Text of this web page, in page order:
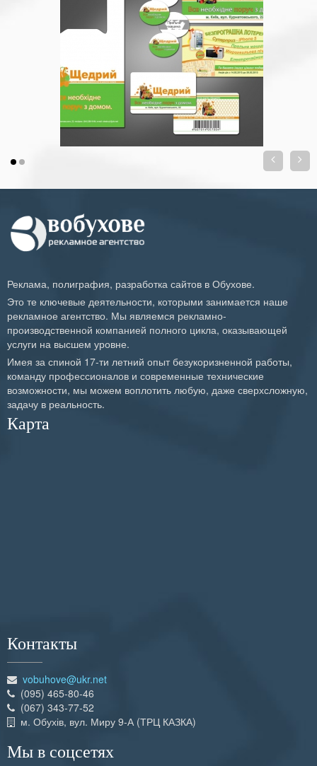


Реклама, полиграфия, разработка сайтов в Обухове.
Это те ключевые деятельности, которыми занимается наше
рекламное агентство. Мы являемся рекламно-
производственной компанией полного цикла, оказывающей
услуги на высшем уровне.
Имея за спиной 17-ти летний опыт безукоризненной работы,
команду профессионалов и современные технические
возможности, мы можем воплотить любую, даже сверхсложную,
задачу в реальность.
Карта
Контакты
vobuhove@ukr.net
(095) 465-80-46
(067) 343-77-52
м. Обухів, вул. Миру 9-А (ТРЦ КАЗКА)
Мы в соцсетях